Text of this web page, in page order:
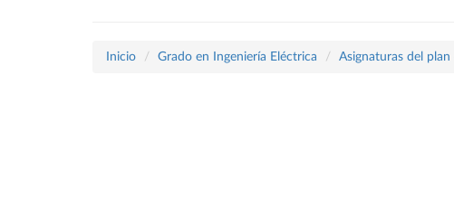
Inicio Grado en Ingeniería Eléctrica Asignaturas del plan